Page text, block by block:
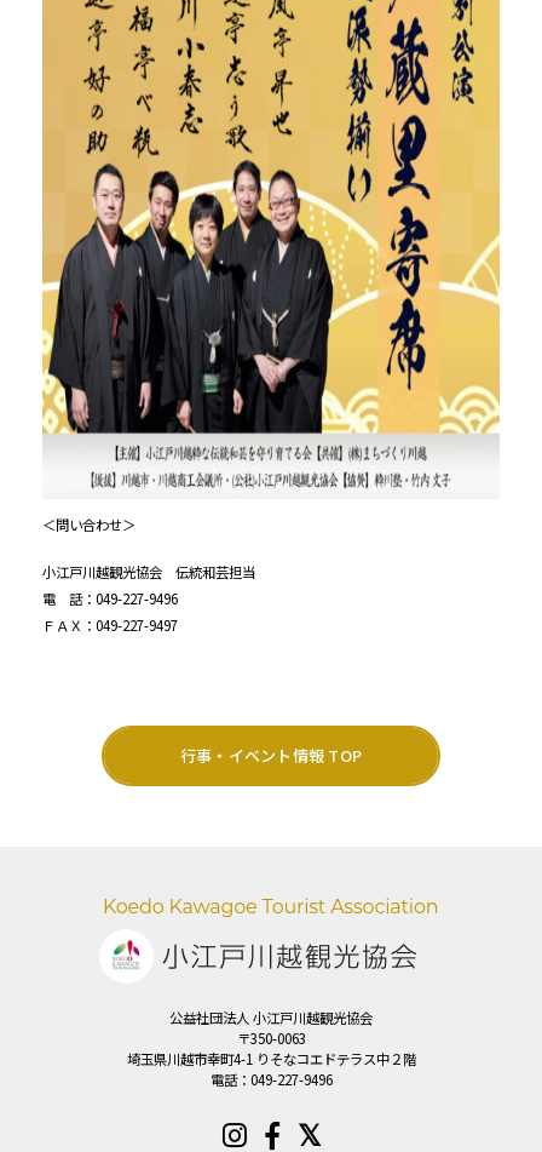
＜問い合わせ＞
小江戸川越観光協会 伝統和芸担当
電 話：049-227-9496
ＦＡＸ：049-227-9497
行事・イベント情報 TOP
公益社団法人 小江戸川越観光協会
〒350-0063
埼玉県川越市幸町4-1 りそなコエドテラス中２階
電話： 049-227-9496